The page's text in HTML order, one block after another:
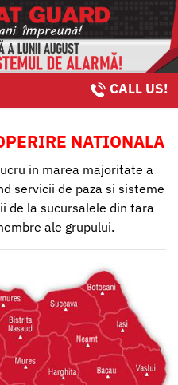
CALL US!
NATIONALA
in marea majoritate a
servicii de paza si sisteme
de la sucursalele din tara
ale grupului.